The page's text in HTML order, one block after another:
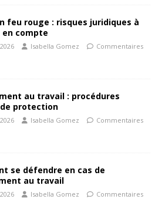
feu rouge : risques juridiques à
en compte
Isabella Gomez
Commentaires
au travail : procédures
protection
Isabella Gomez
Commentaires
se défendre en cas de
au travail
Isabella Gomez
Commentaires